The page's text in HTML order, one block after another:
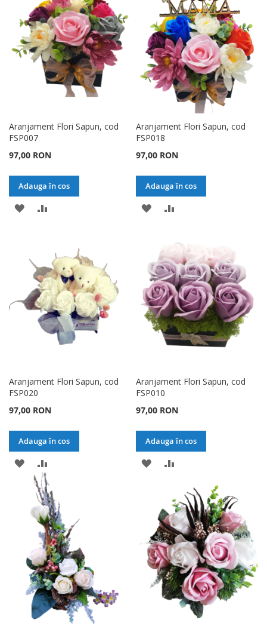
DE
DORINTE
DE
DORINTE
Aranjament Flori Sapun, cod
FSP007
97,00 RON
Adauga în cos
ADAUGATI
DE
DORINTE
COMPARARE
Aranjament Flori Sapun, cod
FSP018
97,00 RON
Adauga în cos
ADAUGATI
LISTA
DE
DORINTE
COMPARARE
Aranjament Flori Sapun, cod
FSP020
97,00 RON
Adauga în cos
ADAUGATI
LA
LISTA
DORINTE
PENTRU
COMPARARE
Aranjament Flori Sapun, cod
FSP010
97,00 RON
Adauga în cos
ADAUGATI
LISTA
DE
DORINTE
COMPARARE